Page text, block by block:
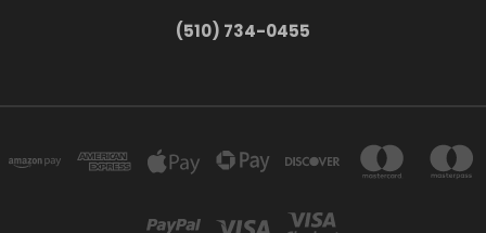
(510) 734-0455